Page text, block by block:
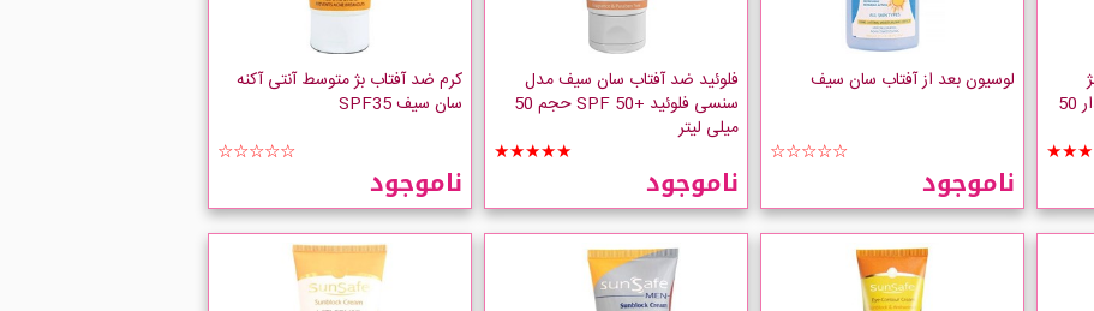
روشن سان سیف SPF50 مقدار 50
لوسیون بعد از آفتاب سان سیف
☆☆☆☆☆
ناموجود
فلوئید ضد آفتاب سان سیف مدل
سنسی فلوئید +SPF 50 حجم 50
میلی لیتر
★★★★★
ناموجود
کرم ضد آفتاب بژ متوسط آنتی آکنه
سان سیف SPF35
☆☆☆☆☆
ناموجود